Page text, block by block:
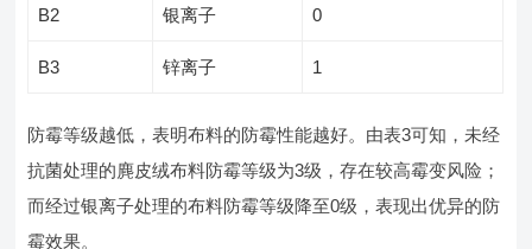
B2 银离子 0
B3 锌离子 1
防霉等级越低，表明布料的防霉性能越好。由表3可知，未经
抗菌处理的麂皮绒布料防霉等级为3级，存在较高霉变风险；
而经过银离子处理的布料防霉等级降至0级，表现出优异的防
霉效果。